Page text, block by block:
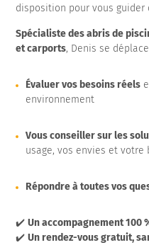
disposition pour vous guider
Spécialiste des abris de
et carports, Denis se
Évaluer vos besoins réels
environnement
Vous conseiller sur les
usage, vos envies et votre
Répondre à toutes vos
✔️Un accompagnement 100
✔️Un rendez-vous gratuit,